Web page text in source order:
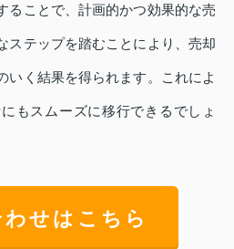
ることで、計画的かつ効果的な売
ステップを踏むことにより、売却
いく結果を得られます。これによ
もスムーズに移行できるでしょ
せはこちら